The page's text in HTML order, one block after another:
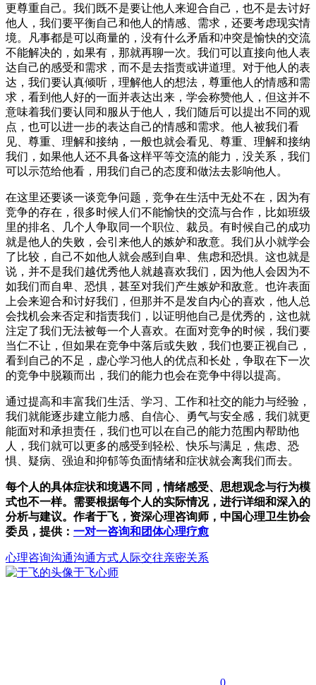
更尊重自己。我们既不是要让他人来迎合自己，也不是去讨好
他人，我们要平衡自己和他人的情感、需求，还要考虑现实情
境。凡事都是可以商量的，没有什么矛盾和冲突是愉快的交流
不能解决的，如果有，那就再聊一次。我们可以直接向他人表
达自己的感受和需求，而不是去指责或讲道理。对于他人的表
达，我们要认真倾听，理解他人的想法，尊重他人的情感和需
求，看到他人好的一面并表达出来，学会称赞他人，但这并不
意味着我们要认同和服从于他人，我们随后可以提出不同的观
点，也可以进一步的表达自己的情感和需求。他人被我们看
见、尊重、理解和接纳，一般也就会看见、尊重、理解和接纳
我们，如果他人还不具备这样平等交流的能力，没关系，我们
可以示范给他看，用我们自己的态度和做法去影响他人。
在这里还要谈一谈竞争问题，竞争在生活中无处不在，因为有
竞争的存在，很多时候人们不能愉快的交流与合作，比如班级
里的排名、几个人争取同一个职位、裁员。有时候自己的成功
就是他人的失败，会引来他人的嫉妒和敌意。我们从小就学会
了比较，自己不如他人就会感到自卑、焦虑和恐惧。这也就是
说，并不是我们越优秀他人就越喜欢我们，因为他人会因为不
如我们而自卑、恐惧，甚至对我们产生嫉妒和敌意。也许表面
上会来迎合和讨好我们，但那并不是发自内心的喜欢，他人总
会找机会来否定和指责我们，以证明他自己是优秀的，这也就
注定了我们无法被每一个人喜欢。在面对竞争的时候，我们要
当仁不让，但如果在竞争中落后或失败，我们也要正视自己，
看到自己的不足，虚心学习他人的优点和长处，争取在下一次
的竞争中脱颖而出，我们的能力也会在竞争中得以提高。
通过提高和丰富我们生活、学习、工作和社交的能力与经验，
我们就能逐步建立能力感、自信心、勇气与安全感，我们就更
能面对和承担责任，我们也可以在自己的能力范围内帮助他
人，我们就可以更多的感受到轻松、快乐与满足，焦虑、恐
惧、疑病、强迫和抑郁等负面情绪和症状就会离我们而去。
每个人的具体症状和境遇不同，情绪感受、思想观念与行为模
式也不一样。需要根据每个人的实际情况，进行详细和深入的
分析与建议。作者于飞，资深心理咨询师，中国心理卫生协会
委员，提供： 一对一咨询和团体心理疗愈
心理咨询沟通沟通方式人际交往亲密关系
于飞心师
0